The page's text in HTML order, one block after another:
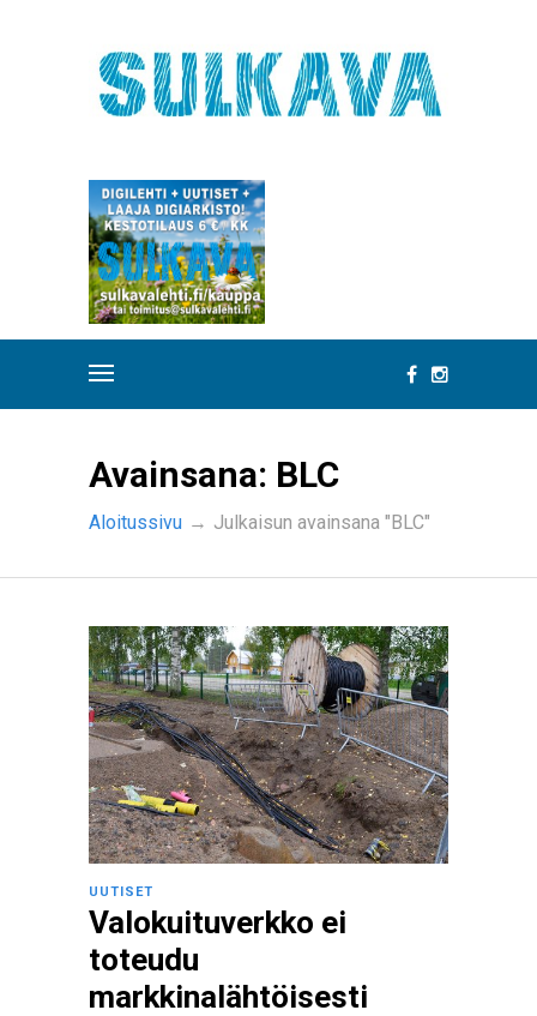
Avainsana: BLC
Aloitussivu → Julkaisun avainsana "BLC"
UUTISET
Valokuituverkko ei
toteudu
markkinalähtöisesti